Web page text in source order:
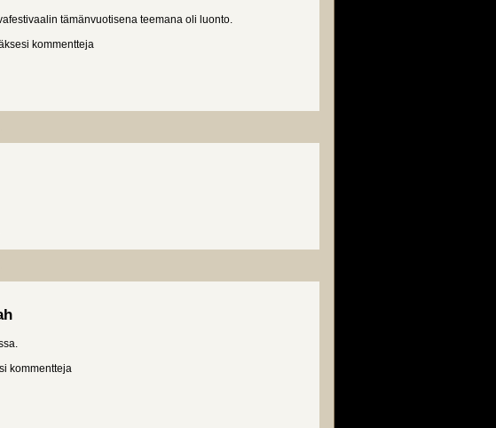
tämänvuotisena teemana oli luonto.
-festivaaliraportti
kommentteja
Peckinpah
kommentteja